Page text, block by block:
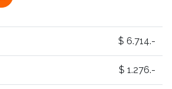
$ 6.714.-
$ 1.276.-